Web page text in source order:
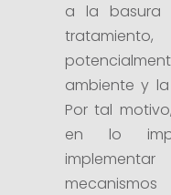
a la basura
ambiente y
Por tal
en lo